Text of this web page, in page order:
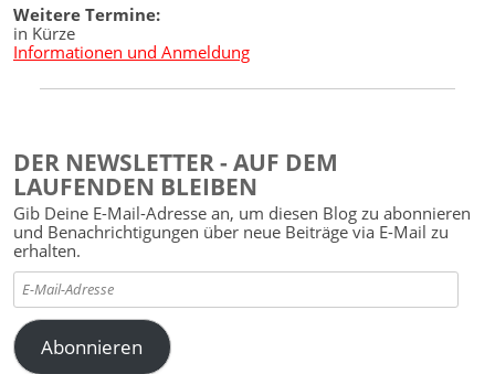
Weitere Termine:
in Kürze
Informationen und Anmeldung
DER NEWSLETTER - AUF DEM
LAUFENDEN BLEIBEN
Gib Deine E-Mail-Adresse an, um diesen Blog zu abonnieren
und Benachrichtigungen über neue Beiträge via E-Mail zu
erhalten.
E-
Mail-
Adresse
Abonnieren